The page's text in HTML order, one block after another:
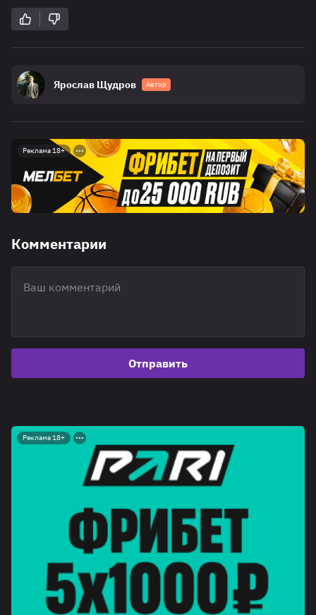
Ярослав Щудров Автор
Реклама 18+
Комментарии
Отправить
Реклама 18+